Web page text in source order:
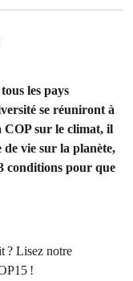
les pays
se réuniront à
COP sur le climat, il
vie sur la planète,
conditions pour que
? Lisez notre
!